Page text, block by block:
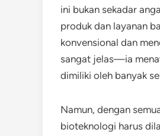
ini bukan sekadar
produk dan layanan
konvensional dan
sangat jelas—ia
dimiliki oleh banyak
Namun, dengan
bioteknologi harus